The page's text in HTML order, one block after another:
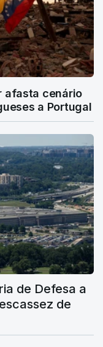
afasta cenário
a Portugal
de Defesa a
de